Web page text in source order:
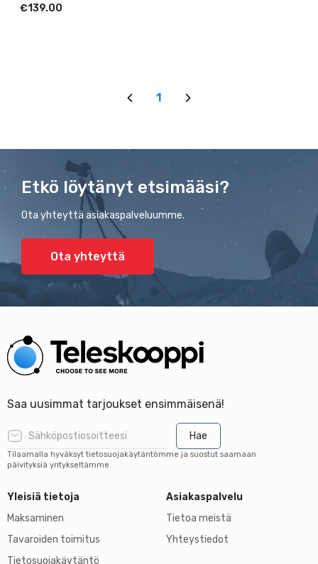
€139.00
1
Etkö löytänyt etsimääsi?
Ota yhteyttä asiakaspalveluumme.
Ota yhteyttä
Saa uusimmat tarjoukset ensimmäisenä!
Hae
Tilaamalla hyväksyt tietosuojakäytäntömme ja suostut saamaan
päivityksiä yritykseltämme.
Yleisiä tietoja
Maksaminen
Tavaroiden toimitus
Tietosuojakäytäntö
Asiakaspalvelu
Tietoa meistä
Yhteystiedot